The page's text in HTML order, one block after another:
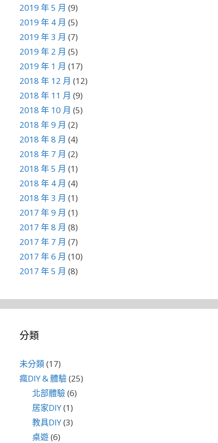
2019 年 5 月 (9)
2019 年 4 月 (5)
2019 年 3 月 (7)
2019 年 2 月 (5)
2019 年 1 月 (17)
2018 年 12 月 (12)
2018 年 11 月 (9)
2018 年 10 月 (5)
2018 年 9 月 (2)
2018 年 8 月 (4)
2018 年 7 月 (2)
2018 年 5 月 (1)
2018 年 4 月 (4)
2018 年 3 月 (1)
2017 年 9 月 (1)
2017 年 8 月 (8)
2017 年 7 月 (7)
2017 年 6 月 (10)
2017 年 5 月 (8)
分類
未分類(17)
瘋DIY & 體驗(25)
北部體驗(6)
居家DIY(1)
教具DIY(3)
桌遊(6)